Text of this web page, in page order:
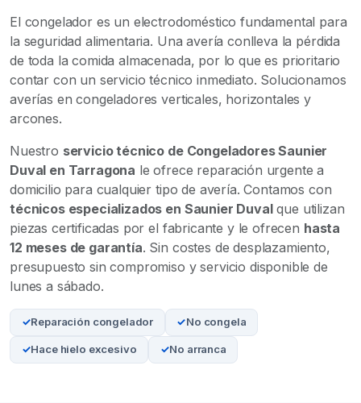
El congelador es un electrodoméstico fundamental para
la seguridad alimentaria. Una avería conlleva la pérdida
de toda la comida almacenada, por lo que es prioritario
contar con un servicio técnico inmediato. Solucionamos
averías en congeladores verticales, horizontales y
arcones.
Nuestro servicio técnico de Congeladores Saunier
Duval en Tarragona le ofrece reparación urgente a
domicilio para cualquier tipo de avería. Contamos con
técnicos especializados en Saunier Duvalque utilizan
piezas certificadas por el fabricante y le ofrecen hasta
12 meses de garantía. Sin costes de desplazamiento,
presupuesto sin compromiso y servicio disponible de
lunes a sábado.
Reparación congelador No congela
Hace hielo excesivo No arranca